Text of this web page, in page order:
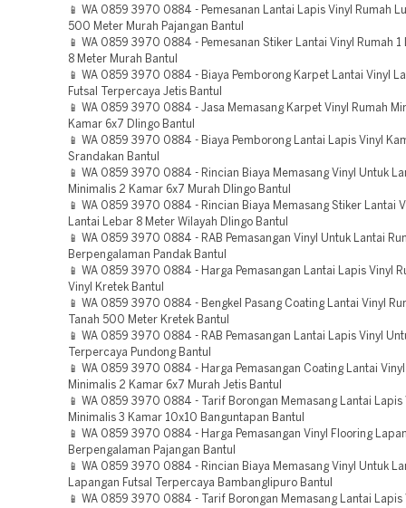
📱 WA 0859 3970 0884 - Pemesanan Lantai Lapis Vinyl Rumah
500 Meter Murah Pajangan Bantul
📱 WA 0859 3970 0884 - Pemesanan Stiker Lantai Vinyl Rumah 1
8 Meter Murah Bantul
📱 WA 0859 3970 0884 - Biaya Pemborong Karpet Lantai Vinyl
Futsal Terpercaya Jetis Bantul
📱 WA 0859 3970 0884 - Jasa Memasang Karpet Vinyl Rumah
Kamar 6x7 Dlingo Bantul
📱 WA 0859 3970 0884 - Biaya Pemborong Lantai Lapis Vinyl
Srandakan Bantul
📱 WA 0859 3970 0884 - Rincian Biaya Memasang Vinyl Untuk
Minimalis 2 Kamar 6x7 Murah Dlingo Bantul
📱 WA 0859 3970 0884 - Rincian Biaya Memasang Stiker Lantai
Lantai Lebar 8 Meter Wilayah Dlingo Bantul
📱 WA 0859 3970 0884 - RAB Pemasangan Vinyl Untuk Lantai
Berpengalaman Pandak Bantul
📱 WA 0859 3970 0884 - Harga Pemasangan Lantai Lapis Vinyl
Vinyl Kretek Bantul
📱 WA 0859 3970 0884 - Bengkel Pasang Coating Lantai Vinyl
Tanah 500 Meter Kretek Bantul
📱 WA 0859 3970 0884 - RAB Pemasangan Lantai Lapis Vinyl
Terpercaya Pundong Bantul
📱 WA 0859 3970 0884 - Harga Pemasangan Coating Lantai
Minimalis 2 Kamar 6x7 Murah Jetis Bantul
📱 WA 0859 3970 0884 - Tarif Borongan Memasang Lantai Lapis
Minimalis 3 Kamar 10x10 Banguntapan Bantul
📱 WA 0859 3970 0884 - Harga Pemasangan Vinyl Flooring
Berpengalaman Pajangan Bantul
📱 WA 0859 3970 0884 - Rincian Biaya Memasang Vinyl Untuk
Lapangan Futsal Terpercaya Bambanglipuro Bantul
📱 WA 0859 3970 0884 - Tarif Borongan Memasang Lantai Lapis